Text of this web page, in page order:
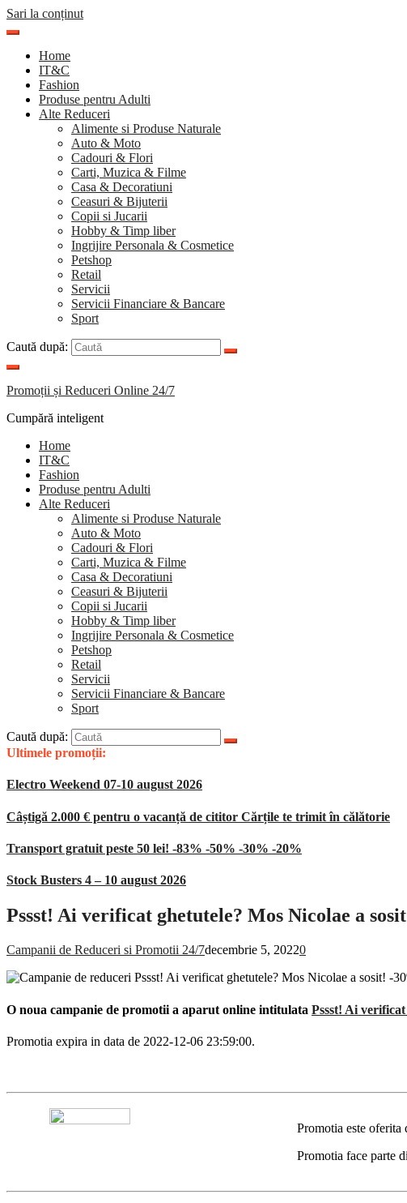
Sari la conținut
Home
IT&C
Fashion
Produse pentru Adulti
Alte Reduceri
Alimente si Produse Naturale
Auto & Moto
Cadouri & Flori
Carti, Muzica & Filme
Casa & Decoratiuni
Ceasuri & Bijuterii
Copii si Jucarii
Hobby & Timp liber
Ingrijire Personala & Cosmetice
Petshop
Retail
Servicii
Servicii Financiare & Bancare
Sport
Caută după:
Promoții și Reduceri Online 24/7
Cumpără inteligent
Home
IT&C
Fashion
Produse pentru Adulti
Alte Reduceri
Alimente si Produse Naturale
Auto & Moto
Cadouri & Flori
Carti, Muzica & Filme
Casa & Decoratiuni
Ceasuri & Bijuterii
Copii si Jucarii
Hobby & Timp liber
Ingrijire Personala & Cosmetice
Petshop
Retail
Servicii
Servicii Financiare & Bancare
Sport
Caută după:
Ultimele promoții:
Electro Weekend 07-10 august 2026
Câștigă 2.000 € pentru o vacanță de cititor Cărțile te trimit în călătorie
Transport gratuit peste 50 lei! -83% -50% -30% -20%
Stock Busters 4 – 10 august 2026
Pssst! Ai verificat ghetutele? Mos Nicolae a
Campanii de Reduceri si Promotii 24/7decembrie 5, 20220
O noua campanie de promotii a aparut online intitulata Pssst! Ai
Promotia expira in data de 2022-12-06 23:59:00.
Promotia este oferita
Promotia face parte